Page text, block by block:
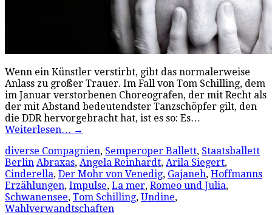
Wenn ein Künstler verstirbt, gibt das normalerweise
Anlass zu großer Trauer. Im Fall von Tom Schilling, dem
im Januar verstorbenen Choreografen, der mit Recht als
der mit Abstand bedeutendster Tanzschöpfer gilt, den
die DDR hervorgebracht hat, ist es so: Es…
Weiterlesen… →
diverse Compagnien, Semperoper Ballett, Staatsballett
Berlin Abraxas, Angela Reinhardt, Arila Siegert,
Cinderella, Der Mohr von Venedig, Gajaneh, Hoffmanns
Erzählungen, Impulse, La mer, Romeo und Julia,
Schwanensee, Tom Schilling, Undine,
Wahlverwandtschaften